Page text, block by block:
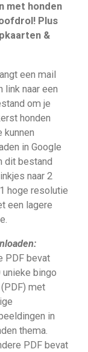
met honden
Plus
&
een mail
link naar een
om je
honden
kunnen
in Google
dit bestand
naar 2
hoge resolutie
een lagere
PDF bevat
unieke bingo
met
in
thema.
PDF bevat